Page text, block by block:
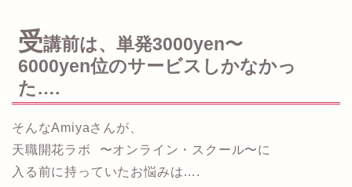
受講前は、単発3000yen〜
6000yen位のサービスしかなかっ
た….
そんなAmiyaさんが、
天職開花ラボ 〜オンライン・スクール〜に
入る前に持っていたお悩みは….